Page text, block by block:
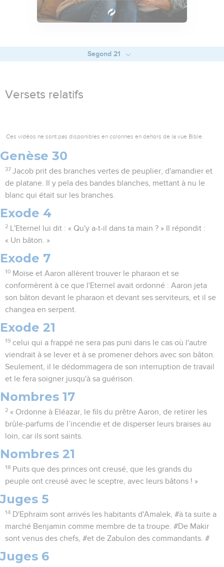
Segond 21
Versets relatifs
Ces vidéos ne sont pas disponibles en colonnes en dehors de la vue Bible.
Genèse 30
37 Jacob prit des branches vertes de peuplier, d'amandier et
de platane. Il y pela des bandes blanches, mettant à nu le
blanc qui était sur les branches.
Exode 4
2
L'Eternel lui dit : « Qu'y a-t-il dans ta main ? » Il répondit :
« Un bâton. »
Exode 7
10 Moïse et Aaron allèrent trouver le pharaon et se
conformèrent à ce que l'Eternel avait ordonné : Aaron jeta
son bâton devant le pharaon et devant ses serviteurs, et il se
changea en serpent.
Exode 21
19 celui qui a frappé ne sera pas puni dans le cas où l'autre
viendrait à se lever et à se promener dehors avec son bâton.
Seulement, il le dédommagera de son interruption de travail
et le fera soigner jusqu'à sa guérison.
Nombres 17
2 « Ordonne à Eléazar, le fils du prêtre Aaron, de retirer les
brûle-parfums de l’incendie et de disperser leurs braises au
loin, car ils sont saints.
Nombres 21
18 Puits que des princes ont creusé, que les grands du
peuple ont creusé avec le sceptre, avec leurs bâtons ! »
Juges 5
14 D'Ephraïm sont arrivés les habitants d'Amalek, #à ta suite a
marché Benjamin comme membre de ta troupe. #De Makir
sont venus des chefs, #et de Zabulon des commandants. #
Juges 6